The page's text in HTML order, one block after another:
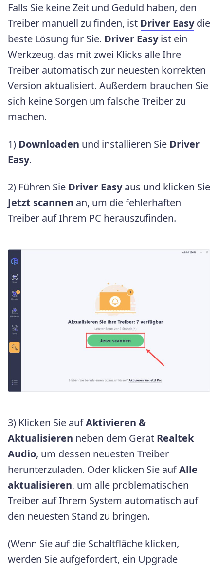
Falls Sie keine Zeit und Geduld haben, den
Treiber manuell zu finden, ist Driver Easydie
beste Lösung für Sie. Driver Easyist ein
Werkzeug, das mit zwei Klicks alle Ihre
Treiber automatisch zur neuesten korrekten
Version aktualisiert. Außerdem brauchen Sie
sich keine Sorgen um falsche Treiber zu
machen.
1) Downloaden und installieren Sie Driver
Easy.
2) Führen Sie Driver Easyaus und klicken Sie
Jetzt scannen an, um die fehlerhaften
Treiber auf Ihrem PC herauszufinden.
3) Klicken Sie aufAktivieren &
Aktualisieren neben dem Gerät Realtek
Audio, um dessen neuesten Treiber
herunterzuladen. Oder klicken Sie aufAlle
aktualisieren, um alle problematischen
Treiber auf Ihrem System automatisch auf
den neuesten Stand zu bringen.
(Wenn Sie auf die Schaltfläche klicken,
werden Sie aufgefordert, ein Upgrade